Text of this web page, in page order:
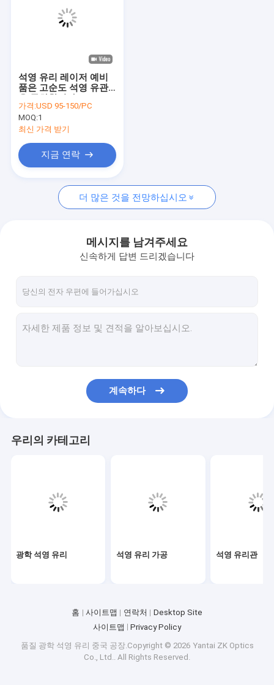
이산화규소 스퍼터링 타겟
석영 유리판
맞춤형 유리 부품
광학 제조 장비
모바일 글래스 커버 성형기
석영 유리 레이저 예비
품은 고순도 석영 유관
가격:USD 95-150/PC
MOQ:1
최신 가격 받기
지금 연락
더 많은 것을 전망하십시오
메시지를 남겨주세요
신속하게 답변 드리겠습니다
계속하다
우리의 카테고리
광학 석영 유리 석영 유리 가공 석영 유리관
홈 사이트맵 연락처
Desktop Site
사이트맵
Privacy Policy
품질 광학 석영 유리 중국 공장.Copyright © 2026 Yantai ZK Optics
Co., Ltd.. All Rights Reserved.